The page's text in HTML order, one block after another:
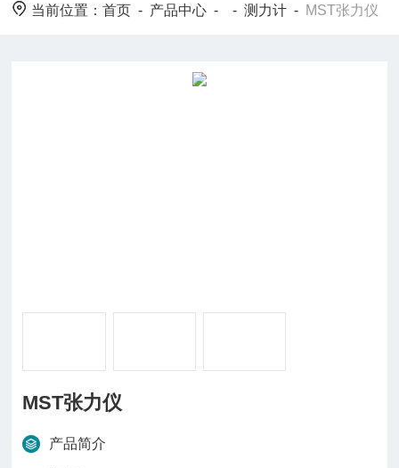
当前位置：首页 - 产品中心 - -测力计 - MST张力仪
MST张力仪
产品简介